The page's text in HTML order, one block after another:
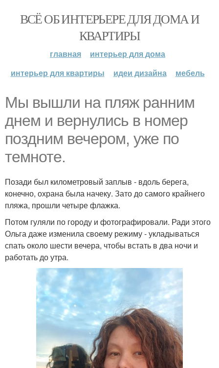
ВСЁ ОБ ИНТЕРЬЕРЕ ДЛЯ ДОМА И
КВАРТИРЫ
главная
интерьер для дома
интерьер для квартиры
идеи дизайна мебель
Мы вышли на пляж ранним
днем и вернулись в номер
поздним вечером, уже по
темноте.
Позади был километровый заплыв - вдоль берега,
конечно, охрана была начеку. Зато до самого крайнего
пляжа, прошли четыре флажка.
Потом гуляли по городу и фотографировали. Ради этого
Ольга даже изменила своему режиму - укладываться
спать около шести вечера, чтобы встать в два ночи и
работать до утра.